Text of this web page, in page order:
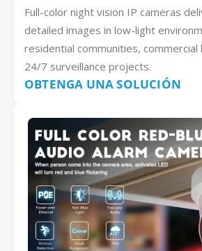
Full-color night vision IP cameras
detailed images in low-light
residential communities, commercial
24/7 surveillance projects.
OBTENGA UNA SOLUCIÓN